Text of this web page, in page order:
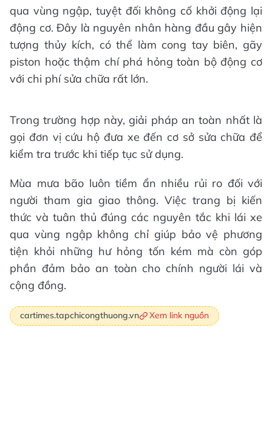
qua vùng ngập, tuyệt đối không cố khởi động lại
động cơ. Đây là nguyên nhân hàng đầu gây hiện
tượng thủy kích, có thể làm cong tay biên, gãy
piston hoặc thậm chí phá hỏng toàn bộ động cơ
với chi phí sửa chữa rất lớn.
Trong trường hợp này, giải pháp an toàn nhất là
gọi đơn vị cứu hộ đưa xe đến cơ sở sửa chữa để
kiểm tra trước khi tiếp tục sử dụng.
Mùa mưa bão luôn tiềm ẩn nhiều rủi ro đối với
người tham gia giao thông. Việc trang bị kiến
thức và tuân thủ đúng các nguyên tắc khi lái xe
qua vùng ngập không chỉ giúp bảo vệ phương
tiện khỏi những hư hỏng tốn kém mà còn góp
phần đảm bảo an toàn cho chính người lái và
cộng đồng.
cartimes.tapchicongthuong.vn Xem link nguồn